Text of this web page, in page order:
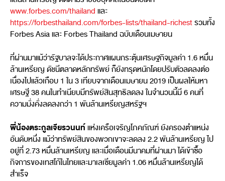
www.forbes.com/thailand และ
https://forbesthailand.com/forbes-lists/thailand-richestรวมทั้ง
Forbes Asia และ Forbes Thailand ฉบับเดือนเมษายน
ที่ผ่านมาแม้ว่ารัฐบาลจะได้ประกาศแผนกระตุ้นเศรษฐกิจมูลค่า 1.6 หมื่น
ล้านเหรียญ ดัชนีตลาดหลักทรัพย์ ก็ยังทรุดหนักโดยปรับตัวลดลงต่อ
เนื่องไปแล้วเกือบ 1 ใน 3 เทียบจากเดือนเมษายน 2019 เป็นผลให้มหา
เศรษฐี 38 คนในทำเนียบมีทรัพย์สินสุทธิลดลง ในจำนวนนี้มี 6 คนที่
ความมั่งคั่งลดลงกว่า 1 พันล้านเหรียญสหรัฐฯ
พี่น้องตระกูลเจียรวนนท์แห่งเครือเจริญโภคภัณฑ์ ยังครองตำแหน่ง
อันดับหนึ่ง แม้ว่าทรัพย์สินของพวกเขาจะลดลง 2.2 พันล้านเหรียญ ไป
อยู่ที่ 2.73 หมื่นล้านเหรียญ และเมื่อเดือนมีนาคมที่ผ่านมา ได้เข้าซื้อ
กิจการของเทสโก้ในไทยและมาเลเซียมูลค่า 1.06 หมื่นล้านเหรียญได้
สำเร็จ